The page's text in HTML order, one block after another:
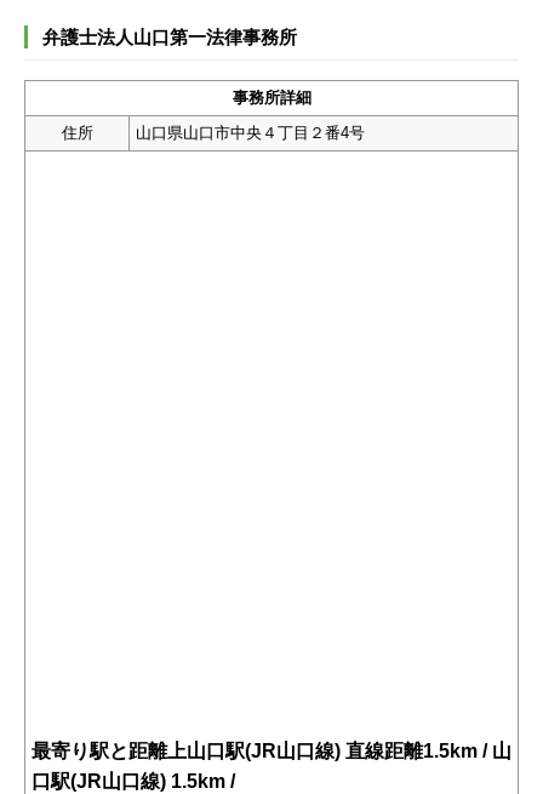
弁護士法人山口第一法律事務所
事務所詳細
住所
山口県山口市中央４丁目２番4号
最寄り駅と距離上山口駅(JR山口線) 直線距離1.5km / 山
口駅(JR山口線) 1.5km /